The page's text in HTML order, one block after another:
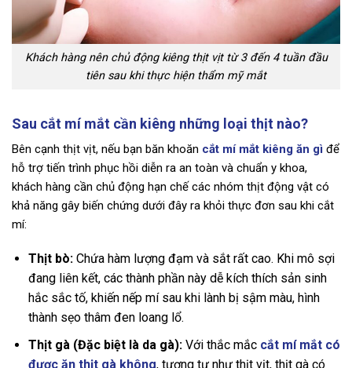
Khách hàng nên chủ động kiêng thịt vịt từ 3 đến 4 tuần đầu
tiên sau khi thực hiện thẩm mỹ mắt
Sau cắt mí mắt cần kiêng những loại thịt nào?
Bên cạnh thịt vịt, nếu bạn băn khoăn cắt mí mắt kiêng ăn gì để
hỗ trợ tiến trình phục hồi diễn ra an toàn và chuẩn y khoa,
khách hàng cần chủ động hạn chế các nhóm thịt động vật có
khả năng gây biến chứng dưới đây ra khỏi thực đơn sau khi cắt
mí:
Thịt bò: Chứa hàm lượng đạm và sắt rất cao. Khi mô sợi
đang liên kết, các thành phần này dễ kích thích sản sinh
hắc sắc tố, khiến nếp mí sau khi lành bị sậm màu, hình
thành sẹo thâm đen loang lổ.
Thịt gà (Đặc biệt là da gà):Với thắc mắc cắt mí mắt có
được ăn thịt gà không, tương tự như thịt vịt, thịt gà có